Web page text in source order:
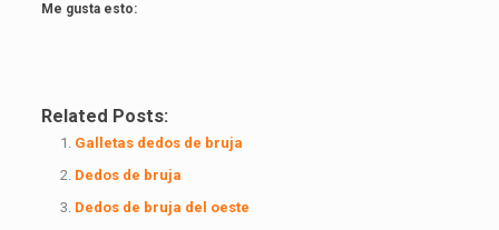
Me gusta esto:
Related Posts:
Galletas dedos de bruja
Dedos de bruja
Dedos de bruja del oeste